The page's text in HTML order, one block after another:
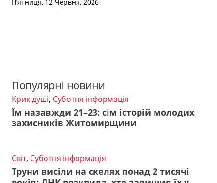
П’ятниця, 12 Червня, 2026
Популярні новини
Крик душі, Суботня інформація
Їм назавжди 21–23: сім історій молодих
захисників Житомирщини
Світ, Суботня інформація
Труни висіли на скелях понад 2 тисячі